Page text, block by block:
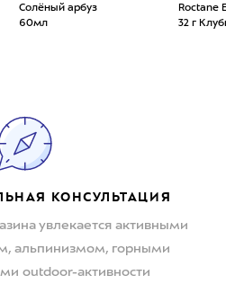
Солёный арбуз
60мл
Roctane
32 г
КОНСУЛЬТАЦИЯ
увлекается активными
альпинизмом, горными
outdoor-активности